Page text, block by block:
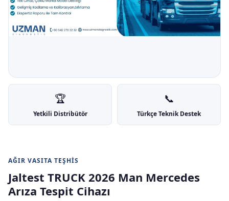
🏆
Yetkili Distribütör
📞
Türkçe Teknik Destek
AĞIR VASITA TEŞHIS
Jaltest TRUCK 2026 Man Mercedes
Arıza Tespit Cihazı